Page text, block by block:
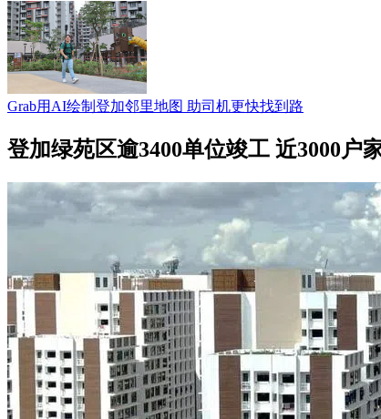
Grab用AI绘制登加邻里地图 助司机更快找到路
登加绿苑区逾3400单位竣工 近3000户